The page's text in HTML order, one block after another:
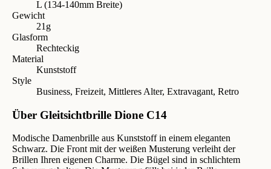
L (134-140mm Breite)
Gewicht
21g
Glasform
Rechteckig
Material
Kunststoff
Style
Business, Freizeit, Mittleres Alter, Extravagant, Retro
Über Gleitsichtbrille Dione C14
Modische Damenbrille aus Kunststoff in einem eleganten
Schwarz. Die Front mit der weißen Musterung verleiht der
Brillen Ihren eigenen Charme. Die Bügel sind in schlichtem